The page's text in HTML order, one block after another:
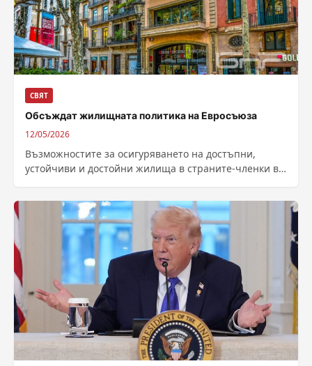
СВЯТ
Обсъждат жилищната политика на Евросъюза
12/05/2026
Възможностите за осигуряването на достъпни,
устойчиви и достойни жилища в страните-членки в